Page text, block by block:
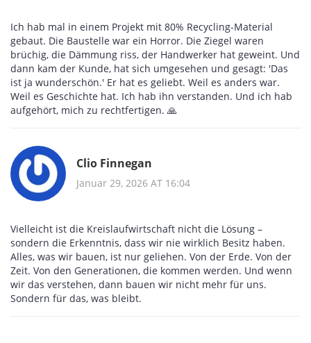
Ich hab mal in einem Projekt mit 80% Recycling-Material
gebaut. Die Baustelle war ein Horror. Die Ziegel waren
brüchig, die Dämmung riss, der Handwerker hat geweint. Und
dann kam der Kunde, hat sich umgesehen und gesagt: 'Das
ist ja wunderschön.' Er hat es geliebt. Weil es anders war.
Weil es Geschichte hat. Ich hab ihn verstanden. Und ich hab
aufgehört, mich zu rechtfertigen. 🙏
Clio Finnegan
Januar 29, 2026 AT 16:04
Vielleicht ist die Kreislaufwirtschaft nicht die Lösung –
sondern die Erkenntnis, dass wir nie wirklich Besitz haben.
Alles, was wir bauen, ist nur geliehen. Von der Erde. Von der
Zeit. Von den Generationen, die kommen werden. Und wenn
wir das verstehen, dann bauen wir nicht mehr für uns.
Sondern für das, was bleibt.